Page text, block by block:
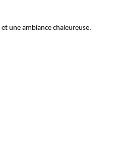
une ambiance chaleureuse.